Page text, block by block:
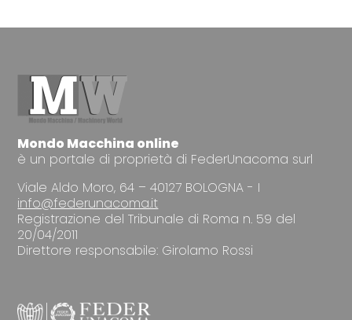
Mondo Macchina online
è un portale di proprietà di FederUnacoma surl
Viale Aldo Moro, 64 – 40127 BOLOGNA - I
info@federunacoma.it
Registrazione del Tribunale di Roma n. 59 del
20/04/2011
Direttore responsabile: Girolamo Rossi